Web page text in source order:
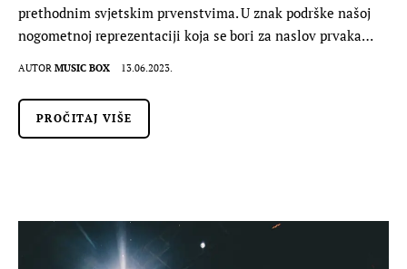
prethodnim svjetskim prvenstvima. U znak podrške našoj
nogometnoj reprezentaciji koja se bori za naslov prvaka…
AUTOR MUSIC BOX 13.06.2023.
PROČITAJ VIŠE